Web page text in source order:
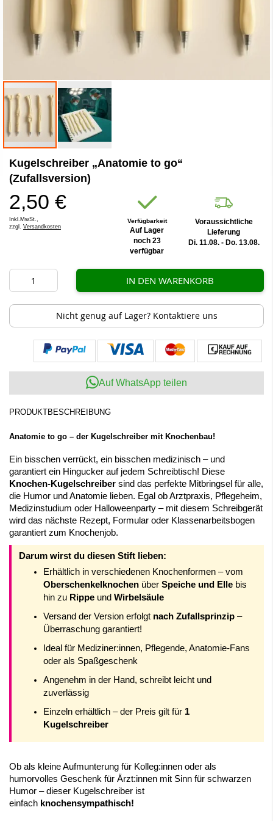
Anfang
der
Bildergalerie
springen
Kugelschreiber „Anatomie to go“
(Zufallsversion)
2,50 €
Inkl.MwSt.,
zzgl. Versandkosten
Verfügbarkeit
Auf Lager
noch 23
verfügbar
Voraussichtliche
Lieferung
Di. 11.08. - Do. 13.08.
IN DEN WARENKORB
Nicht genug auf Lager? Kontaktiere uns
Auf WhatsApp teilen
PRODUKTBESCHREIBUNG
Anatomie to go – der Kugelschreiber mit Knochenbau!
Ein bisschen verrückt, ein bisschen medizinisch – und
garantiert ein Hingucker auf jedem Schreibtisch! Diese
Knochen-Kugelschreiber sind das perfekte Mitbringsel für alle,
die Humor und Anatomie lieben. Egal ob Arztpraxis, Pflegeheim,
Medizinstudium oder Halloweenparty – mit diesem Schreibgerät
wird das nächste Rezept, Formular oder Klassenarbeitsbogen
garantiert zum Knochenjob.
Darum wirst du diesen Stift lieben:
Erhältlich in verschiedenen Knochenformen – vom
Oberschenkelknochen über Speiche und Elle bis
hin zu Rippe und Wirbelsäule
Versand der Version erfolgt nach Zufallsprinzip –
Überraschung garantiert!
Ideal für Mediziner:innen, Pflegende, Anatomie-Fans
oder als Spaßgeschenk
Angenehm in der Hand, schreibt leicht und
zuverlässig
Einzeln erhältlich – der Preis gilt für 1
Kugelschreiber
Ob als kleine Aufmunterung für Kolleg:innen oder als
humorvolles Geschenk für Ärzt:innen mit Sinn für schwarzen
Humor – dieser Kugelschreiber ist
einfach knochensympathisch!